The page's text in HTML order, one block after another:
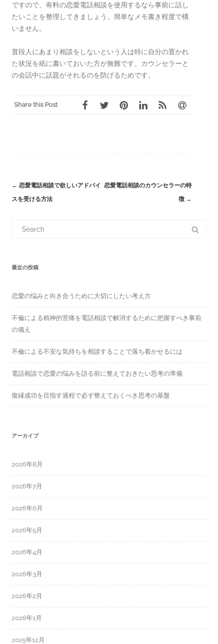
ですので、有料の恋愛電話相談を使用するなら事前に話し
たいことを整理してきましょう。簡単なメモ書き程度で構
いません。
普段人にあまり相談をしないという人は特に自分の置かれ
た状況を紙に書いておいた方が無難です。カウンセラーと
の会話中に話題がそれるのを防げるためです。
Share this Post
Post
← 恋愛電話相談で欲しいアドバイ
スを受ける方法
恋愛電話相談のカウンセラーの特
徴 →
f
o
最近の投稿
恋愛の悩みと向き合うために大切にしたい考え方
不倫による精神的苦痛を電話相談で解消するために把握すべき事前
の備え
不倫による不安な気持ちを相談することで落ち着かせるには
電話相談で恋愛の悩みを語る前に整えておきたい思考の準備
復縁成功を目指す過程で必ず整えておくべき思考の基盤
アーカイブ
2026年8月
2026年7月
2026年6月
2026年5月
2026年4月
2026年3月
2026年2月
2026年1月
2025年12月